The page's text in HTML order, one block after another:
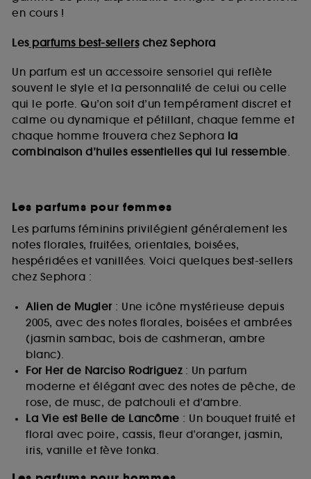
en cours !
Lesparfums best-sellerschez Sephora
Un parfum est un accessoire sensoriel qui reflète
souvent le style et la personnalité de celui ou celle
qui le porte. Qu’on soit d’un tempérament discret et
calme ou dynamique et pétillant, chaque femme et
chaque homme trouvera chez Sephora la
combinaison d’huiles essentielles qui lui ressemble.
Les parfums pour femmes
Les parfums féminins privilégient généralement les
notes florales, fruitées, orientales, boisées,
hespéridées et vanillées. Voici quelques best-sellers
chez Sephora :
Alien de Mugler: Une icône mystérieuse depuis
2005, avec des notes florales, boisées et ambrées
(jasmin sambac, bois de cashmeran, ambre
blanc).
For Her de Narciso Rodriguez: Un parfum
moderne et élégant avec des notes de pêche, de
rose, de musc, de patchouli et d’ambre.
La Vie est Belle de Lancôme : Un bouquet fruité et
floral avec poire, cassis, fleur d’oranger, jasmin,
iris, vanille et fève tonka.